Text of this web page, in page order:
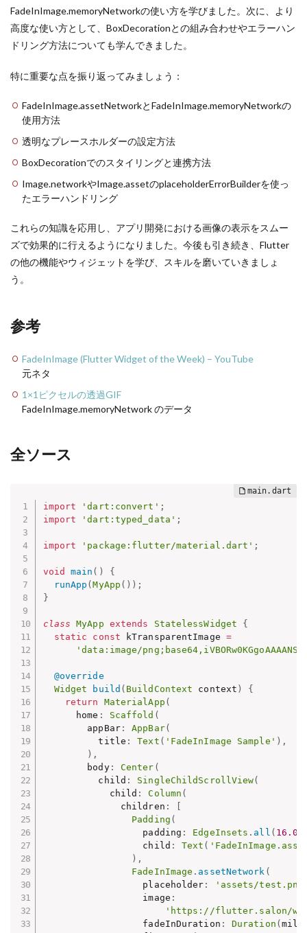
FadeInImage.memoryNetworkの使い方を学びました。次に、より
高度な使い方として、BoxDecorationとの組み合わせやエラーハン
ドリング方法についても学んできました。
特に重要な点を振り返ってみましょう：
FadeInImage.assetNetworkとFadeInImage.memoryNetworkの
使用方法
透明なプレースホルダーの設定方法
BoxDecorationでのスタイリングと連携方法
Image.networkやImage.assetのplaceholderErrorBuilderを使っ
たエラーハンドリング
これらの知識を応用し、アプリ開発における画像の表示をスムー
ズで効果的に行えるようになりました。今後も引き続き、Flutter
の他の機能やウィジェットを学び、スキルを磨いていきましょ
う。
参考
FadeInImage (Flutter Widget of the Week) – YouTube
元ネタ
1×1ピクセルの透過GIF
FadeInImage.memoryNetwork のデータ
全ソース
import 'dart:convert' ;
import
'dart:typed_data' ;
import 'package:flutter/material.dart' ;
void main ( )
{
runApp (MyApp ( ) ) ;
}
class MyApp extends StatelessWidget
{
static
const kTransparentImage =
'data:image/
@override
Widget
build ( BuildContext context )
{
return
MaterialApp (
      home
: Scaffold (
        appBar
: AppBar(
          title
: Text ( 'FadeInImage Sample' ) ,
) ,
        body
: Center (
          child
: SingleChildScrollView(
            child
: Column (
              children
:
Padding (
                  padding
: EdgeInsets . all ( 16.0
                  child
: Text (
) ,
FadeInImage . assetNetwork (
                  placeholder
:
'assets/
                  image
:
'https://flutter.salon/wp-
                  fadeInDuration
: Duration (